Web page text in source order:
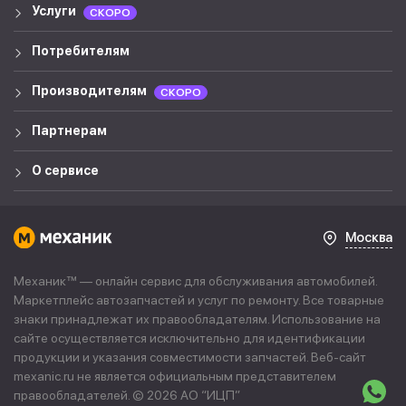
Услуги СКОРО
Потребителям
Производителям СКОРО
Партнерам
О сервисе
Москва
Механик™ — онлайн сервис для обслуживания автомобилей.
Маркетплейс автозапчастей и услуг по ремонту. Все товарные
знаки принадлежат их правообладателям. Использование на
сайте осуществляется исключительно для идентификации
продукции и указания совместимости запчастей. Веб-сайт
mexanic.ru не является официальным представителем
правообладателей. © 2026 АО “ИЦП”